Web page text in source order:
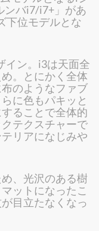
ンバi7/i7+」があ
下位モデルとな
イン。i3は天面全
。とにかく全体
のようなファブ
に色もパキッと
ることで全体的
テクスチャーで
リアになじみや
、光沢のある樹
ットになったこ
目立たなくなっ